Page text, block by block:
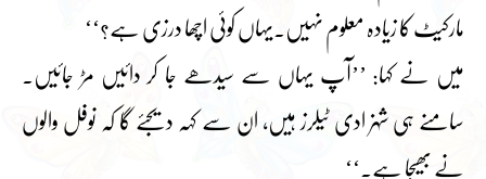
مارکیٹ کا زیادہ معلوم نہیں۔یہاں کوئی اچھا درزی ہے؟‘‘
میں نے کہا: ’’آپ یہاں سے سیدھے جا کر دائیں مڑ جائیں۔
سامنے ہی شہزادی ٹیلرز ہیں، ان سے کہہ دیجئے گا کہ نوفل والوں
نے بھیجا ہے۔‘‘